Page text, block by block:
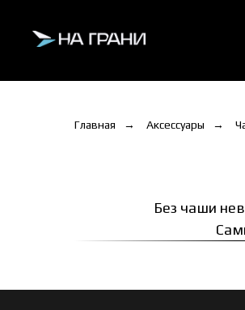
Главная → Аксессуары →
Без чаши